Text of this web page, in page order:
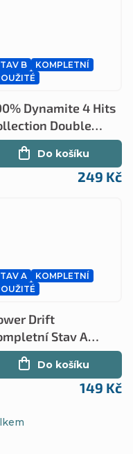
B
KOMPLETNÍ
Dynamite 4 Hits
Double
Last Ninja 2,
Burner, Le Mans
Stav B249 Kč
Do košíku
A
KOMPLETNÍ
Drift
Stav A
149 Kč
Do košíku